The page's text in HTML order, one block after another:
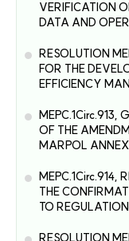
VERIFICATION
DATA AND
RESOLUTION
FOR THE
EFFICIENCY
MEPC.1Circ.913,
OF THE
MARPOL
MEPC.1Circ.914,
THE
TO
RESOLUTION